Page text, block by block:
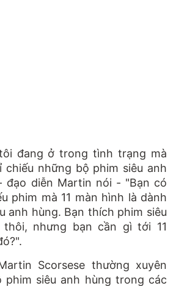
đang ở trong tình trạng mà
chiếu những bộ phim siêu anh
đạo diễn Martin nói - "Bạn có
phim mà 11 màn hình là dành
anh hùng. Bạn thích phim siêu
nhưng bạn cần gì tới 11
Scorsese thường xuyên
phim siêu anh hùng trong các